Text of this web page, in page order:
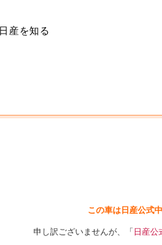
日産を知る
この車は日産公式
申し訳ございませんが、「 日産公